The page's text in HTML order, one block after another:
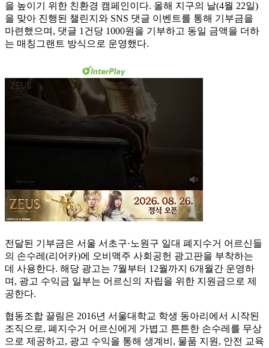
을 높이기 위한 친환경 캠페인이다. 올해 지구의 날(4월 22일)
을 맞아 진행된 챌린지와 SNS 댓글 이벤트를 통해 기부금을
마련했으며, 댓글 1건당 1000원을 기부하고 동일 금액을 더하
는 매칭그랜트 방식으로 운영했다.
전달된 기부금은 서울 서초구·노원구 일대 폐지수거 어르신들
의 손수레(리어카)에 오비맥주 사회공헌 광고판을 부착하는
데 사용한다. 해당 광고는 7월부터 12월까지 6개월간 운영하
며, 광고 수익금 일부는 어르신의 자립을 위한 지원금으로 제
공한다.
협동조합 끌림은 2016년 서울대학교 학생 동아리에서 시작된
조직으로, 폐지수거 어르신에게 가볍고 튼튼한 손수레를 무상
으로 제공하고, 광고 수익을 통해 생계비, 물품 지원, 안전 교육